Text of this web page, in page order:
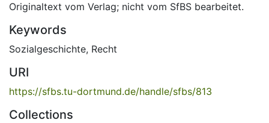
Originaltext vom Verlag; nicht vom SfBS bearbeitet.
Keywords
Sozialgeschichte, Recht
URI
https://sfbs.tu-dortmund.de/handle/sfbs/813
Collections